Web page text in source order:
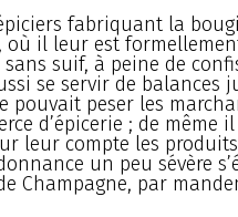
fabriquant la
où il leur est
suif, à peine de
se servir de balances
pouvait peser les
d’épicerie ; de même
leur compte les
un peu sévère
Champagne, par